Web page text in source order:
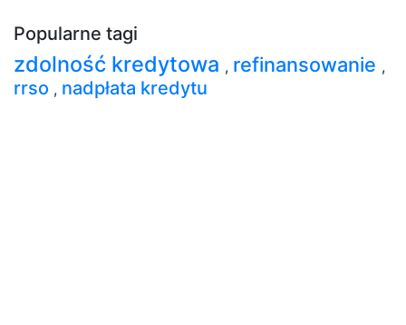
Popularne tagi
zdolność kredytowa , refinansowanie ,
rrso , nadpłata kredytu